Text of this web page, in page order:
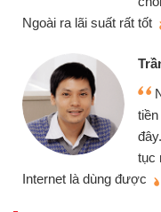
Ngoài ra lãi suất rất tốt
tục
Internet là dùng được